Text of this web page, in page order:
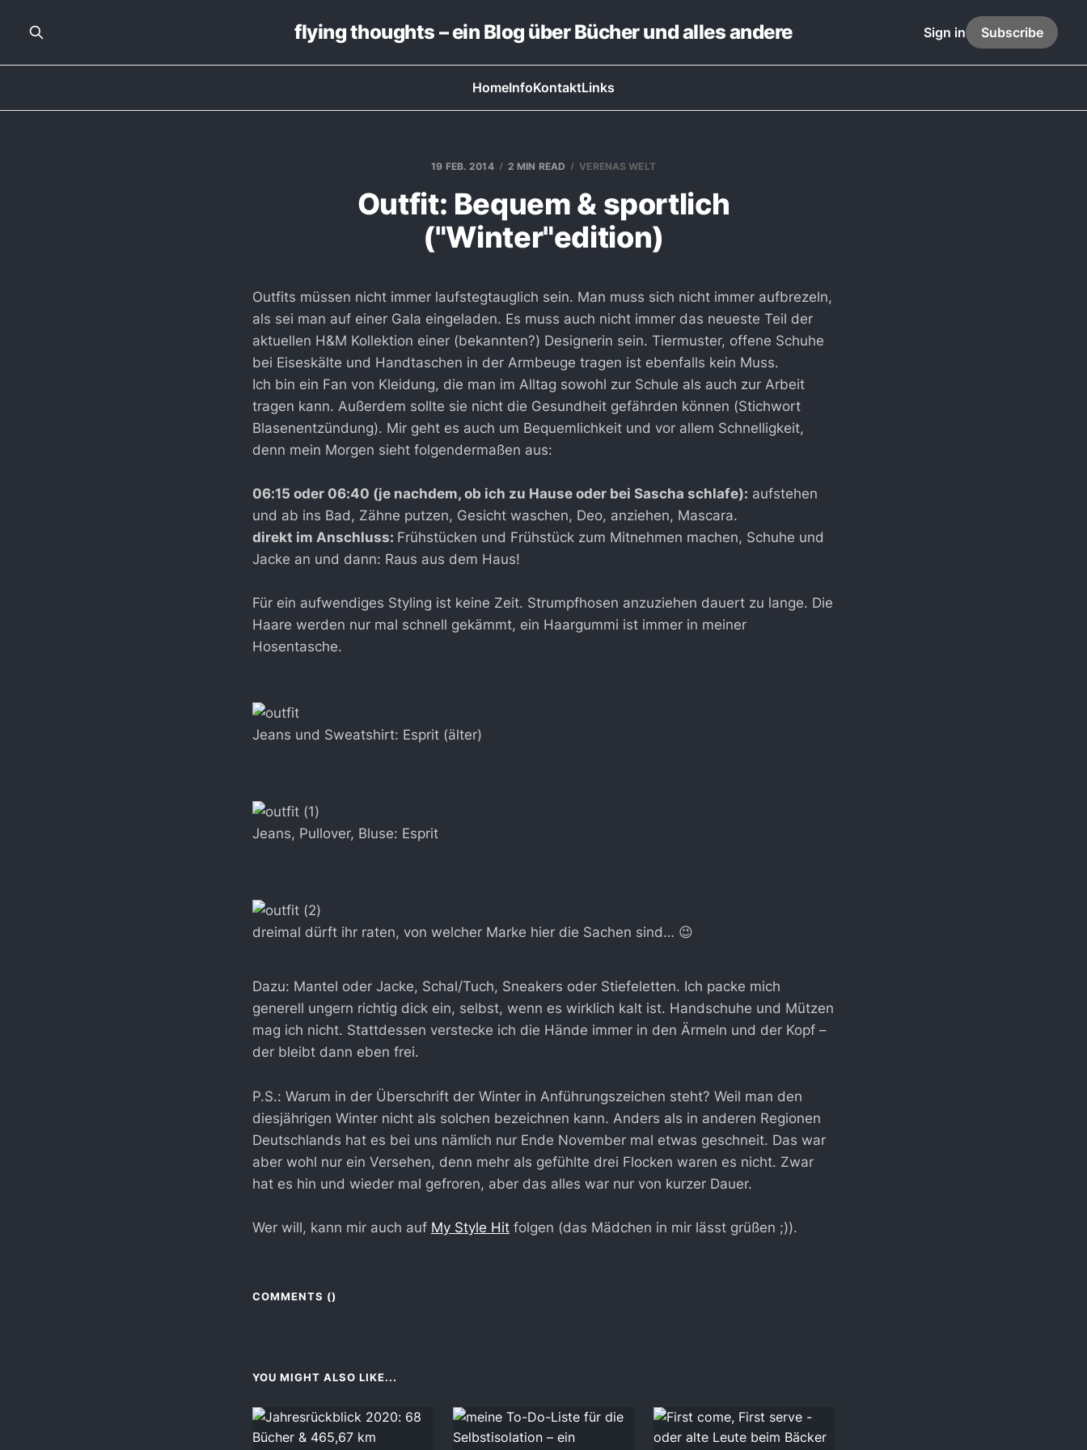
flying thoughts – ein Blog über Bücher und alles andere
HomeInfoKontaktLinks
Sign in Subscribe
19 FEB. 2014 2 MIN READ VERENAS WELT
Outfit: Bequem & sportlich
("Winter"edition)
Outfits müssen nicht immer laufstegtauglich sein. Man muss sich nicht immer aufbrezeln,
als sei man auf einer Gala eingeladen. Es muss auch nicht immer das neueste Teil der
aktuellen H&M Kollektion einer (bekannten?) Designerin sein. Tiermuster, offene Schuhe
bei Eiseskälte und Handtaschen in der Armbeuge tragen ist ebenfalls kein Muss.
Ich bin ein Fan von Kleidung, die man im Alltag sowohl zur Schule als auch zur Arbeit
tragen kann. Außerdem sollte sie nicht die Gesundheit gefährden können (Stichwort
Blasenentzündung). Mir geht es auch um Bequemlichkeit und vor allem Schnelligkeit,
denn mein Morgen sieht folgendermaßen aus:
06:15 oder 06:40 (je nachdem, ob ich zu Hause oder bei Sascha schlafe): aufstehen
und ab ins Bad, Zähne putzen, Gesicht waschen, Deo, anziehen, Mascara.
direkt im Anschluss: Frühstücken und Frühstück zum Mitnehmen machen, Schuhe und
Jacke an und dann: Raus aus dem Haus!
Für ein aufwendiges Styling ist keine Zeit. Strumpfhosen anzuziehen dauert zu lange. Die
Haare werden nur mal schnell gekämmt, ein Haargummi ist immer in meiner
Hosentasche.
Jeans und Sweatshirt: Esprit (älter)
Jeans, Pullover, Bluse: Esprit
dreimal dürft ihr raten, von welcher Marke hier die Sachen sind… 😉
Dazu: Mantel oder Jacke, Schal/Tuch, Sneakers oder Stiefeletten. Ich packe mich
generell ungern richtig dick ein, selbst, wenn es wirklich kalt ist. Handschuhe und Mützen
mag ich nicht. Stattdessen verstecke ich die Hände immer in den Ärmeln und der Kopf –
der bleibt dann eben frei.
P.S.: Warum in der Überschrift der Winter in Anführungszeichen steht? Weil man den
diesjährigen Winter nicht als solchen bezeichnen kann. Anders als in anderen Regionen
Deutschlands hat es bei uns nämlich nur Ende November mal etwas geschneit. Das war
aber wohl nur ein Versehen, denn mehr als gefühlte drei Flocken waren es nicht. Zwar
hat es hin und wieder mal gefroren, aber das alles war nur von kurzer Dauer.
Wer will, kann mir auch auf My Style Hit folgen (das Mädchen in mir lässt grüßen ;)).
COMMENTS ()
YOU MIGHT ALSO LIKE...